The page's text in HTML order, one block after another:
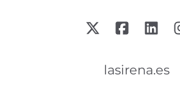
lasirena.es